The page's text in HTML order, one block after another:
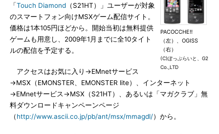
PACOCCHE!!
（左）、OGISS
（右）
(C)ぽっぷらいと、G2
Co.,LTD
「Touch Diamond （S21HT）」ユーザーが対象
のスマートフォン向けMSXゲーム配信サイト。
価格は1本105円ほどから。開始当初は無料提供
ゲームも用意し、2009年1月までに全10タイト
ルの配信を予定する。
アクセスはお気に入り→EMnetサービス
→MSX（EMONSTER、EMONSTER lite）、インターネット
→EMnetサービス→MSX（S21HT）、あるいは「マガクラブ」無
料ダウンロードキャンペーンページ
（http://www.ascii.co.jp/pb/ant/msx/mmagdl/）から。